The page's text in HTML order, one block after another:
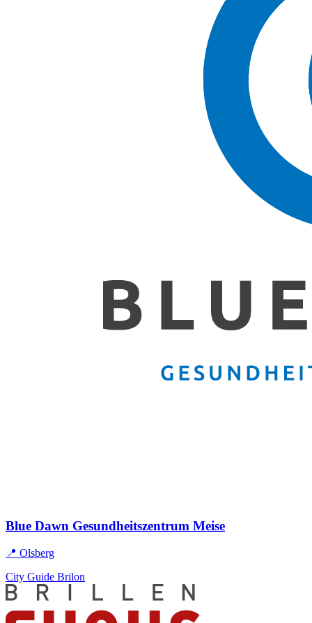
Blue Dawn Gesundheitszentrum Meise
📍 Olsberg
City Guide Brilon